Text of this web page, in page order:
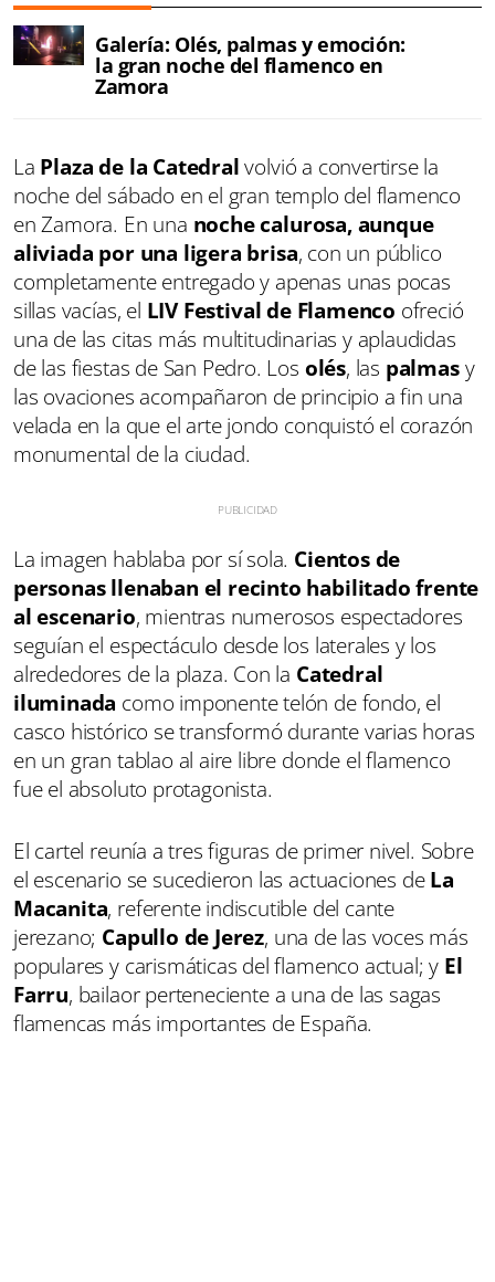
Galería: Olés, palmas y emoción:
la gran noche del flamenco en
Zamora
La Plaza de la Catedralvolvió a convertirse la
noche del sábado en el gran templo del flamenco
en Zamora. En una noche calurosa, aunque
aliviada por una ligera brisa, con un público
completamente entregado y apenas unas pocas
sillas vacías, el LIV Festival de Flamenco ofreció
una de las citas más multitudinarias y aplaudidas
de las fiestas de San Pedro. Los olés, las palmasy
las ovaciones acompañaron de principio a fin una
velada en la que el arte jondo conquistó el corazón
monumental de la ciudad.
La imagen hablaba por sí sola. Cientos de
personas llenaban el recinto habilitado frente
al escenario, mientras numerosos espectadores
seguían el espectáculo desde los laterales y los
alrededores de la plaza. Con la Catedral
iluminada como imponente telón de fondo, el
casco histórico se transformó durante varias horas
en un gran tablao al aire libre donde el flamenco
fue el absoluto protagonista.
El cartel reunía a tres figuras de primer nivel. Sobre
el escenario se sucedieron las actuaciones deLa
Macanita, referente indiscutible del cante
jerezano; Capullo de Jerez, una de las voces más
populares y carismáticas del flamenco actual; y El
Farru, bailaor perteneciente a una de las sagas
flamencas más importantes de España.